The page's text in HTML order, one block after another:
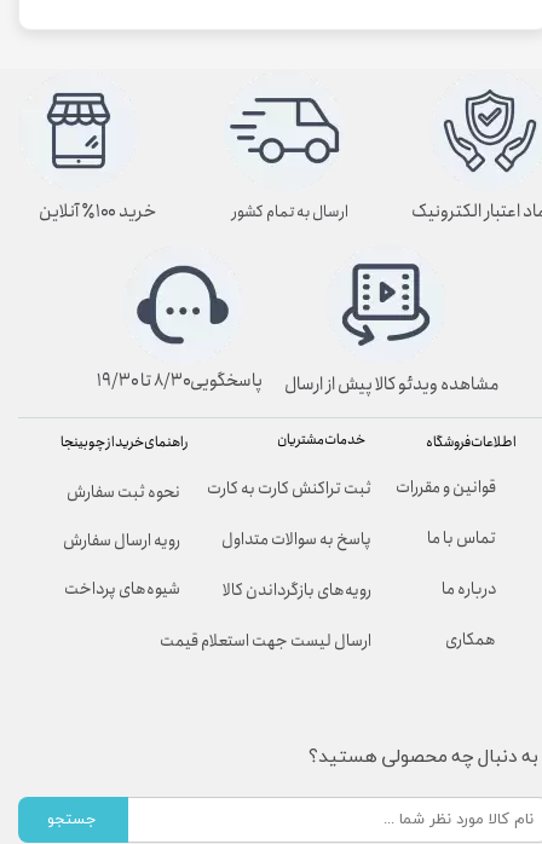
راهنمای خرید از چوبینجا
نحوه ثبت سفارش
رویه ارسال سفارش
شیوه‌های پرداخت
خدمات مشتریان
ثبت تراکنش کارت به کارت
پاسخ به سوالات متداول
رویه‌های بازگرداندن کالا
ارسال لیست جهت استعلام قیمت
اطلاعات فروشگاه
قوانین و مقررات
تماس با ما
درباره ما
همکاری
به دنبال چه محصولی هستید؟
جستجو
ارسال به تمام کشور
پاسخگویی۸/۳۰ تا ۱۹/۳۰
اعتبار الکترونیک خرید ۱۰۰٪ آنلاین
مشاهده ویدئو کالا پیش از ارسال